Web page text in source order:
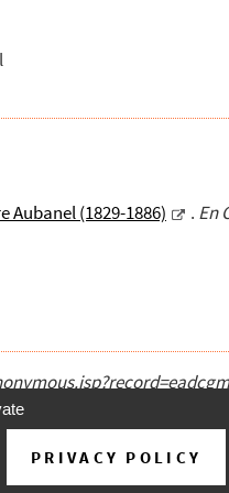
Aubanel (1829-1886) . En
À propos
PRIVACY POLICY